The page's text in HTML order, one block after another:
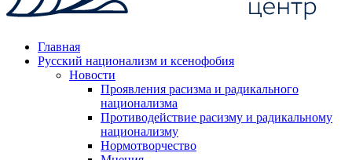
Главная
Русский национализм и ксенофобия
Новости
Проявления расизма и радикального
национализма
Противодействие расизму и радикальному
национализму
Нормотворчество